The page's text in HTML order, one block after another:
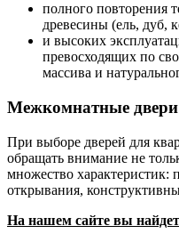
полного повторения
древесины (ель, дуб,
и высоких
превосходящих по
массива и
Межкомнатные двери
При выборе дверей для
обращать внимание не
множество характеристик:
открывания,
На нашем сайте вы